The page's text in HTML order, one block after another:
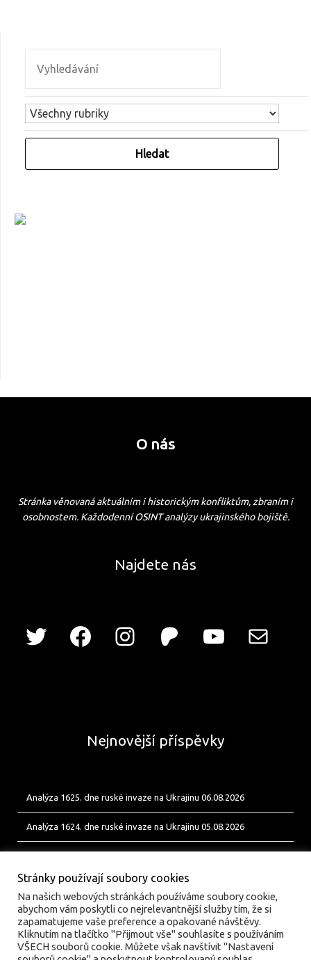
O nás
Stránka věnovaná aktuálním i historickým konfliktům, zbraním i
osobnostem. Každodenní OSINT analýzy ukrajinského bojiště.
Najdete nás
Nejnovější příspěvky
Analýza 1625. dne ruské invaze na Ukrajinu 06.08.2026
Analýza 1624. dne ruské invaze na Ukrajinu 05.08.2026
Stránky používají soubory cookies
Na našich webových stránkách používáme soubory cookie,
abychom vám poskytli co nejrelevantnější služby tím, že si
zapamatujeme vaše preference a opakované návštěvy.
Kliknutím na tlačítko "Přijmout vše" souhlasíte s používáním
VŠECH souborů cookie. Můžete však navštívit "Nastavení